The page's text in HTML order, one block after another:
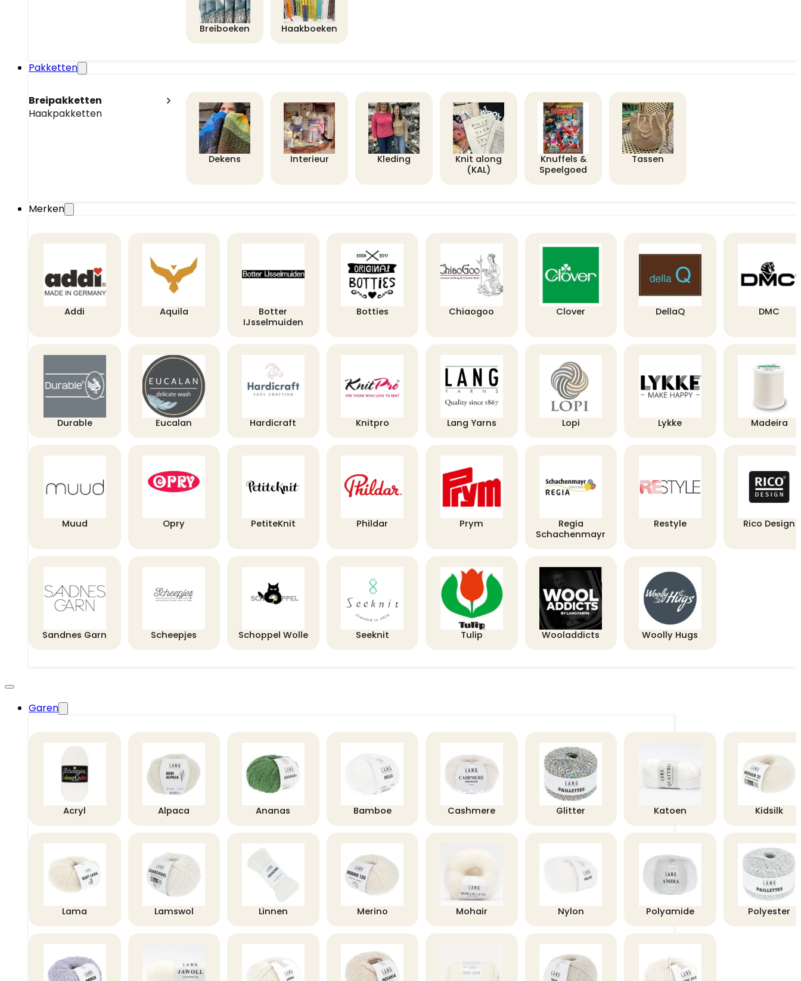
Breiboeken Haakboeken
Pakketten
Breipakketten
Haakpakketten
Dekens Interieur Kleding
Knit along
(KAL)
Knuffels &
Speelgoed
Tassen
Merken
Addi Aquila
Botter
IJsselmuiden
Botties Chiaogoo Clover DellaQ DMC
Durable Eucalan Hardicraft Knitpro Lang Yarns Lopi Lykke Madeira
Muud Opry PetiteKnit Phildar Prym
Regia
Schachenmayr
Restyle Rico Design
Sandnes Garn Scheepjes Schoppel Wolle Seeknit Tulip Wooladdicts Woolly Hugs
Garen
Acryl Alpaca Ananas Bamboe Cashmere Glitter Katoen Kidsilk
Lama Lamswol Linnen Merino Mohair Nylon Polyamide Polyester